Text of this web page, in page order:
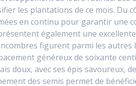
les plantations de ce mois. Du
en continu pour garantir une
également une
figurent parmi les
généreux de soixante
doux, avec ses épis savoureux,
des semis permet de